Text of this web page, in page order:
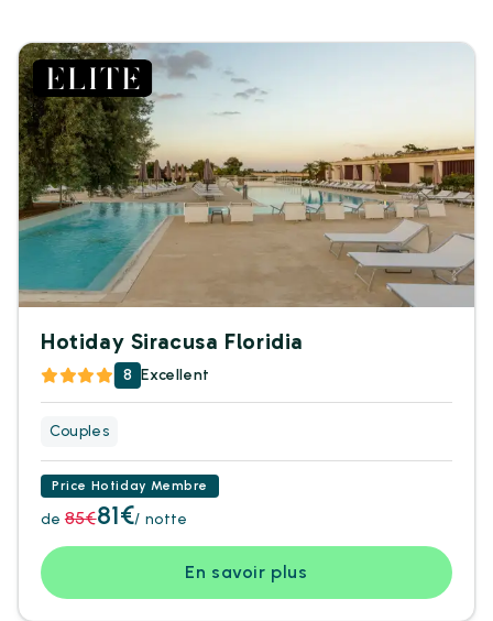
Hotiday Siracusa Floridia
8 Excellent
Couples
Price Hotiday Membre
de 85€81€/ notte
En savoir plus